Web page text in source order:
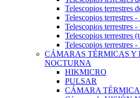
Telescopios terrestres
Telescopios terrestres
Telescopios terrestres
Telescopios terrestres
Telescopios terrestres
CÁMARAS TÉRMICAS Y
NOCTURNA
HIKMICRO
PULSAR
CÁMARA TÉRMICA